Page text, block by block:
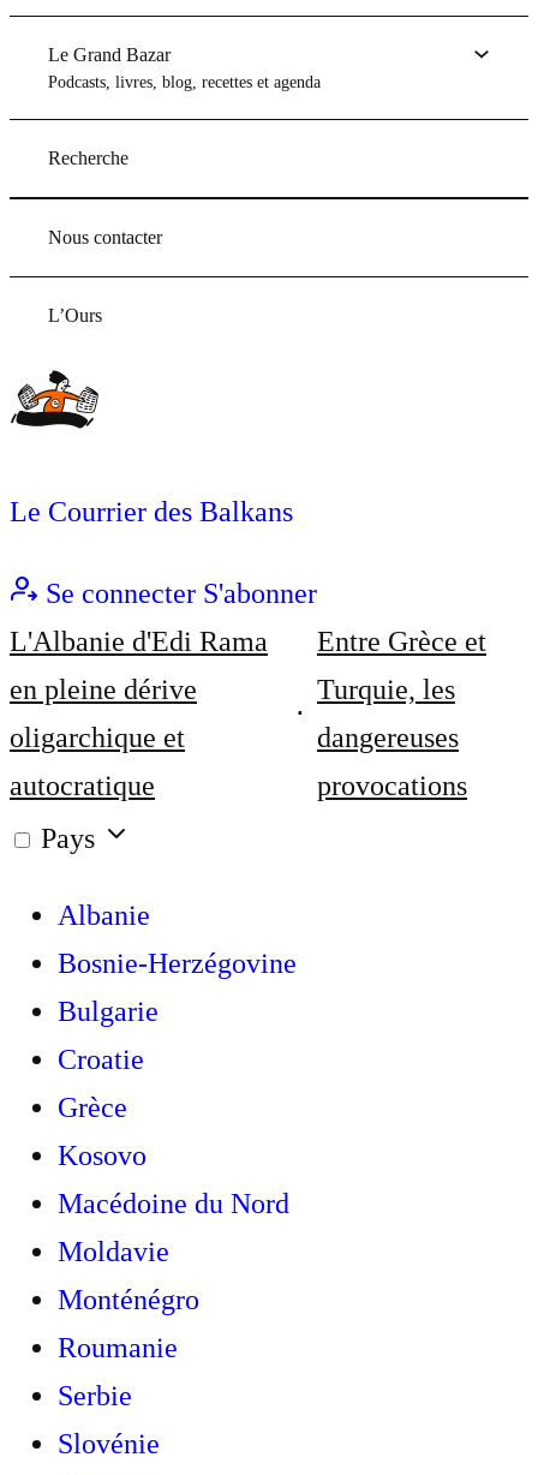
Le Grand Bazar
Podcasts, livres, blog, recettes et agenda
Recherche
Nous contacter
L’Ours
Le Courrier des Balkans
Se connecter S'abonner
L'Albanie d'Edi Rama
en pleine dérive
oligarchique et
autocratique
Entre Grèce et
Turquie, les
dangereuses
provocations
Pays
Albanie
Bosnie-Herzégovine
Bulgarie
Croatie
Grèce
Kosovo
Macédoine du Nord
Moldavie
Monténégro
Roumanie
Serbie
Slovénie